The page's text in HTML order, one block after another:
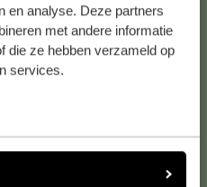
en analyse. Deze partners
met andere informatie
die ze hebben verzameld op
services.
Hilfe
und Hilfe brauchen, wenden